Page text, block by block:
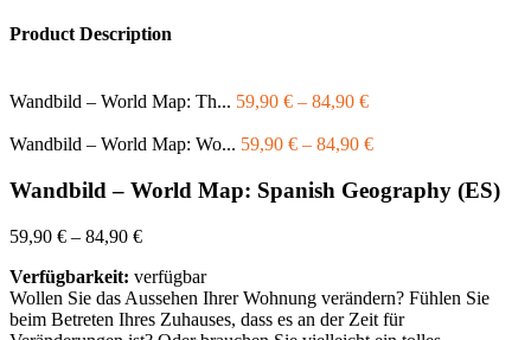
Product Description
Wandbild – World Map: Th... 59,90 € – 84,90 €
Wandbild – World Map: Wo... 59,90 € – 84,90 €
Wandbild – World Map: Spanish Geography (ES)
59,90 € – 84,90 €
Verfügbarkeit: verfügbar
Wollen Sie das Aussehen Ihrer Wohnung verändern? Fühlen Sie
beim Betreten Ihres Zuhauses, dass es an der Zeit für